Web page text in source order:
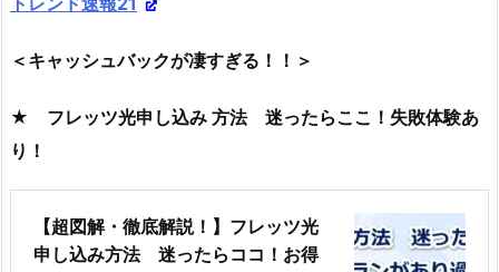
＜キャッシュバックが凄すぎる！！＞
★ フレッツ光申し込み 方法 迷ったらここ！失敗体験あ
り！
【超図解・徹底解説！】フレッツ光
申し込み方法 迷ったらココ！お得